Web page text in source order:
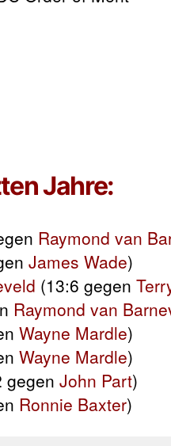
Jahre:
Raymond van
James Wade)
(13:6 gegen
Raymond van
Wayne Mardle)
Wayne Mardle)
gegen John Part)
Ronnie Baxter)